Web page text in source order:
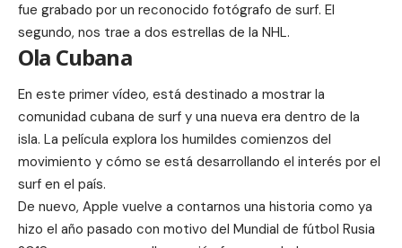
fue grabado por un reconocido fotógrafo de surf. El
segundo, nos trae a dos estrellas de la NHL.
Ola Cubana
En este primer vídeo, está destinado a mostrar la
comunidad cubana de surf y una nueva era dentro de la
isla. La película explora los humildes comienzos del
movimiento y cómo se está desarrollando el interés por el
surf en el país.
De nuevo, Apple vuelve a contarnos una historia como ya
hizo el año pasado con motivo del Mundial de fútbol Rusia